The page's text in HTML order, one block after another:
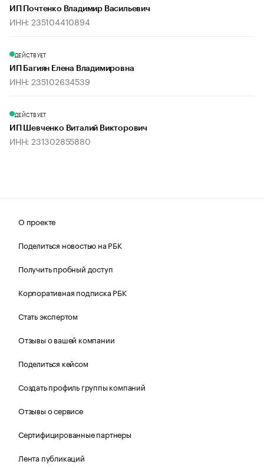
ИП Почтенко Владимир Васильевич
ИНН: 235104410894
ДЕЙСТВУЕТ
ИП Багиян Елена Владимировна
ИНН: 235102634539
ДЕЙСТВУЕТ
ИП Шевченко Виталий Викторович
ИНН: 231302855880
О проекте
Поделиться новостью на РБК
Получить пробный доступ
Корпоративная подписка РБК
Стать экспертом
Отзывы о вашей компании
Поделиться кейсом
Создать профиль группы компаний
Отзывы о сервисе
Сертифицированные партнеры
Лента публикаций